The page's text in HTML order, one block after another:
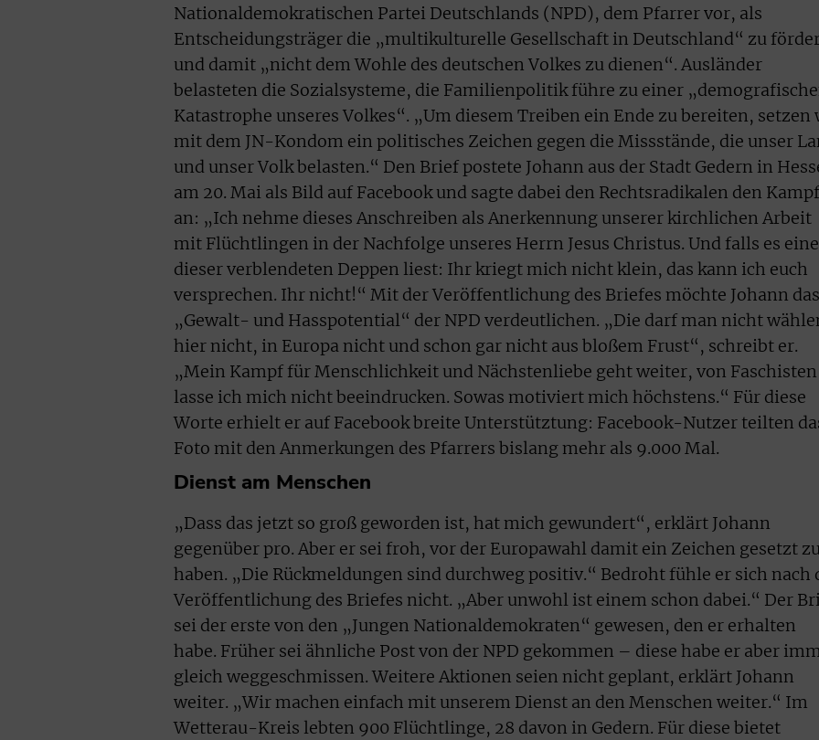
Nationaldemokratischen Partei Deutschlands (NPD), dem Pfarrer vor, als
Entscheidungsträger die „multikulturelle Gesellschaft in Deutschland“ zu
und damit „nicht dem Wohle des deutschen Volkes zu dienen“. Ausländer
belasteten die Sozialsysteme, die Familienpolitik führe zu einer
Katastrophe unseres Volkes“. „Um diesem Treiben ein Ende zu bereiten, setzen
mit dem JN-Kondom ein politisches Zeichen gegen die Missstände, die unser
und unser Volk belasten.“ Den Brief postete Johann aus der Stadt Gedern in
am 20. Mai als Bild auf Facebook und sagte dabei den Rechtsradikalen den Kampf
an: „Ich nehme dieses Anschreiben als Anerkennung unserer kirchlichen Arbeit
mit Flüchtlingen in der Nachfolge unseres Herrn Jesus Christus. Und falls es
dieser verblendeten Deppen liest: Ihr kriegt mich nicht klein, das kann ich euch
versprechen. Ihr nicht!“ Mit der Veröffentlichung des Briefes möchte Johann das
„Gewalt- und Hasspotential“ der NPD verdeutlichen. „Die darf man nicht
hier nicht, in Europa nicht und schon gar nicht aus bloßem Frust“, schreibt er.
„Mein Kampf für Menschlichkeit und Nächstenliebe geht weiter, von Faschisten
lasse ich mich nicht beeindrucken. Sowas motiviert mich höchstens.“ Für diese
Worte erhielt er auf Facebook breite Unterstütztung: Facebook-Nutzer teilten
Foto mit den Anmerkungen des Pfarrers bislang mehr als 9.000 Mal.
Dienst am Menschen
„Dass das jetzt so groß geworden ist, hat mich gewundert“, erklärt Johann
gegenüber pro. Aber er sei froh, vor der Europawahl damit ein Zeichen gesetzt
haben. „Die Rückmeldungen sind durchweg positiv.“ Bedroht fühle er sich nach
Veröffentlichung des Briefes nicht. „Aber unwohl ist einem schon dabei.“ Der
sei der erste von den „Jungen Nationaldemokraten“ gewesen, den er erhalten
habe. Früher sei ähnliche Post von der NPD gekommen – diese habe er aber
gleich weggeschmissen. Weitere Aktionen seien nicht geplant, erklärt Johann
weiter. „Wir machen einfach mit unserem Dienst an den Menschen weiter.“ Im
Wetterau-Kreis lebten 900 Flüchtlinge, 28 davon in Gedern. Für diese bietet